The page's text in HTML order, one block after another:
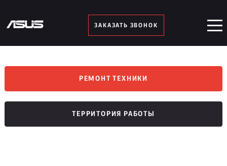
ЗАКАЗАТЬ ЗВОНОК
РЕМОНТ ТЕХНИКИ
ТЕРРИТОРИЯ РАБОТЫ